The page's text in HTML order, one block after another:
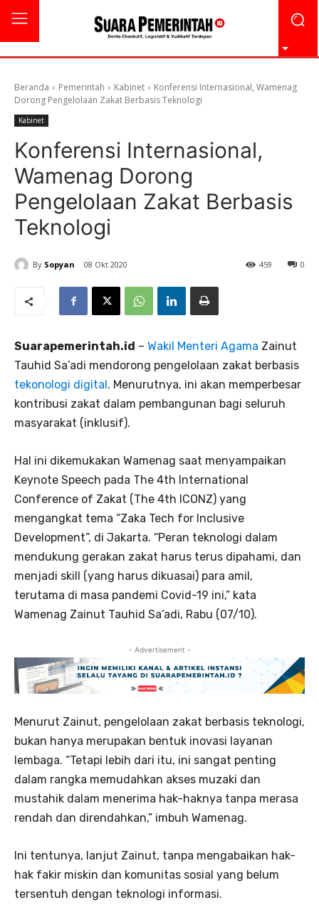
Beranda Pemerintah Kabinet
Konferensi Internasional, Wamenag
Dorong Pengelolaan Zakat Berbasis Teknologi
Kabinet
Konferensi Internasional,
Wamenag Dorong
Pengelolaan Zakat Berbasis
Teknologi
By Sopyan 08 Okt 2020 0
459
Suarapemerintah.id – Wakil Menteri Agama Zainut
Tauhid Sa’adi mendorong pengelolaan zakat berbasis
tekonologi digital. Menurutnya, ini akan memperbesar
kontribusi zakat dalam pembangunan bagi seluruh
masyarakat (inklusif).
Hal ini dikemukakan Wamenag saat menyampaikan
Keynote Speech pada The 4th International
Conference of Zakat (The 4th ICONZ) yang
mengangkat tema “Zaka Tech for Inclusive
Development”, di Jakarta. “Peran teknologi dalam
mendukung gerakan zakat harus terus dipahami, dan
menjadi skill (yang harus dikuasai) para amil,
terutama di masa pandemi Covid-19 ini,” kata
Wamenag Zainut Tauhid Sa’adi, Rabu (07/10).
- Advertisement -
Menurut Zainut, pengelolaan zakat berbasis teknologi,
bukan hanya merupakan bentuk inovasi layanan
lembaga. “Tetapi lebih dari itu, ini sangat penting
dalam rangka memudahkan akses muzaki dan
mustahik dalam menerima hak-haknya tanpa merasa
rendah dan direndahkan,” imbuh Wamenag.
Ini tentunya, lanjut Zainut, tanpa mengabaikan hak-
hak fakir miskin dan komunitas sosial yang belum
tersentuh dengan teknologi informasi.